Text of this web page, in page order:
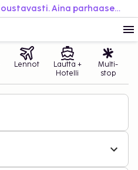
Varaa helposti. Matkusta joustavasti. Aina parhaaseen hintaan.
Lennot
Lautta +
Hotelli
Multi-
stop